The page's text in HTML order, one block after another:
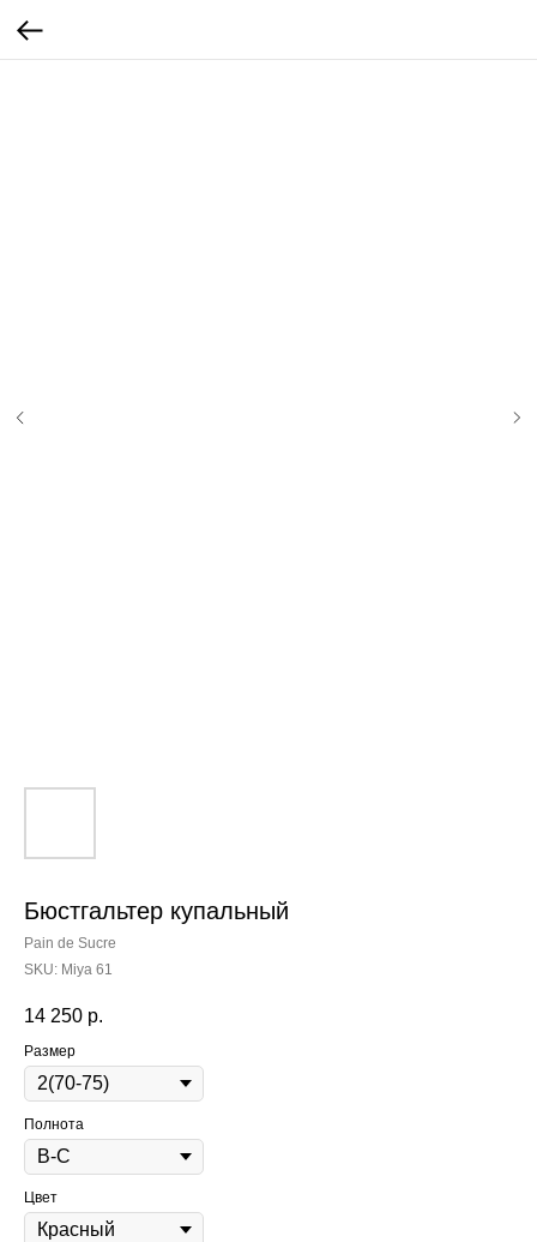
Бюстгальтер купальный
Pain de Sucre
SKU: Miya 61
14 250 р.
Размер
Полнота
Цвет